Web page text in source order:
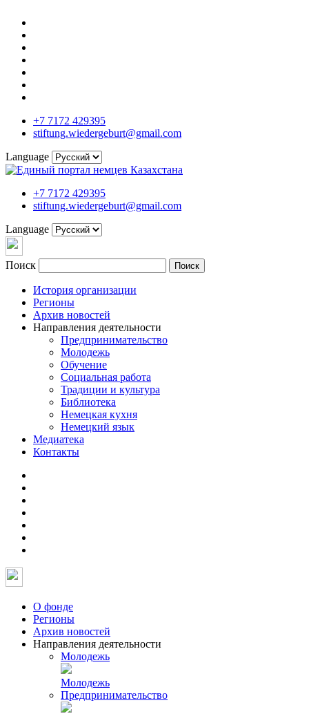
+7 7172 429395
stiftung.wiedergeburt@gmail.com
Language
+7 7172 429395
stiftung.wiedergeburt@gmail.com
Language
Поиск Поиск
История организации
Регионы
Архив новостей
Направления деятельности
Предпринимательство
Молодежь
Обучение
Социальная работа
Традиции и культура
Библиотека
Немецкая кухня
Немецкий язык
Медиатека
Контакты
О фонде
Регионы
Архив новостей
Направления деятельности
Молодежь
Молодежь
Предпринимательство